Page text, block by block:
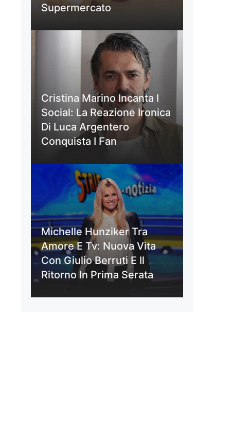
Supermercato
Cristina Marino Incanta I
Social: La Reazione Ironica
Di Luca Argentero
Conquista I Fan
Michelle Hunziker Tra
Amore E Tv: Nuova Vita
Con Giulio Berruti E Il
Ritorno In Prima Serata